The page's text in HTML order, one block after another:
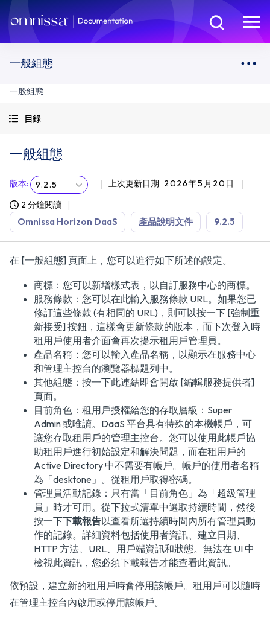
一般組態
一般組態
目錄
一般組態
版本: 9.2.5 上次更新日期 2026年5月20日
2 分鐘閱讀
Omnissa Horizon DaaS 產品說明文件 9.2.5
在 [一般組態] 頁面上，您可以進行如下所述的設定。
商標：您可以新增樣式表，以自訂服務中心的商標。
服務條款：您可以在此輸入服務條款 URL。如果您已
修訂這些條款 (有相同的 URL)，則可以按一下 [強制重
新接受] 按鈕，這樣會更新條款的版本，而下次登入時
租用戶使用者介面會再次提示租用戶管理員。
產品名稱：您可以輸入產品名稱，以顯示在服務中心
和管理主控台的瀏覽器標題列中。
其他組態：按一下此連結即會開啟 [編輯服務提供者]
頁面。
目前角色：租用戶授權給您的存取層級：Super
Admin 或唯讀。DaaS 平台具有特殊的本機帳戶，可
讓您存取租用戶的管理主控台。您可以使用此帳戶協
助租用戶進行初始設定和解決問題，而在租用戶的
Active Directory 中不需要有帳戶。帳戶的使用者名稱
為「desktone」。從租用戶取得密碼。
管理員活動記錄：只有當「目前角色」為「超級管理
員」時才可用。從下拉式清單中選取持續時間，然後
按一下下載報告以查看所選持續時間內所有管理員動
作的記錄。詳細資料包括使用者資訊、建立日期、
HTTP 方法、URL、用戶端資訊和狀態。無法在 UI 中
檢視此資訊，您必須下載報告才能查看此資訊。
依預設，建立新的租用戶時會停用該帳戶。租用戶可以隨時
在管理主控台內啟用或停用該帳戶。